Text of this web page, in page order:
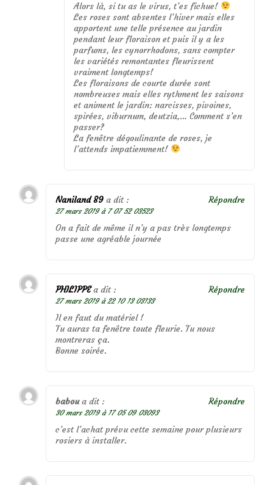
Alors là, si tu as le virus, t’es fichue!
Les roses sont absentes l’hiver mais elles
apportent une telle présence au jardin
pendant leur floraison et puis il y a les
parfums, les cynorrhodons, sans compter
les variétés remontantes fleurissent
vraiment longtemps!
Les floraisons de courte durée sont
nombreuses mais elles rythment les saisons
et animent le jardin: narcisses, pivoines,
spirées, viburnum, deutzia,… Comment s’en
passer?
La fenêtre dégoulinante de roses, je
l’attends impatiemment!
Naniland 89 a dit :
27 mars 2019 à 7 07 52 03523
On a fait de même il n’y a pas très longtemps
passe une agréable journée
Répondre
PHILIPPE a dit :
27 mars 2019 à 22 10 13 03133
Il en faut du matériel !
Tu auras ta fenêtre toute fleurie. Tu nous
montreras ça.
Bonne soirée.
Répondre
babou a dit :
30 mars 2019 à 17 05 09 03093
c’est l’achat prévu cette semaine pour plusieurs
rosiers à installer.
Répondre